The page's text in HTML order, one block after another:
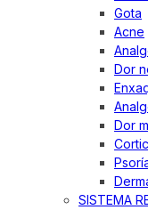
Gota
Acne
Dor
Dor
SISTEMA